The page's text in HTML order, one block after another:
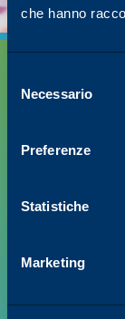
che hanno
delNecessario
Preferenze
Statistiche
Marketing